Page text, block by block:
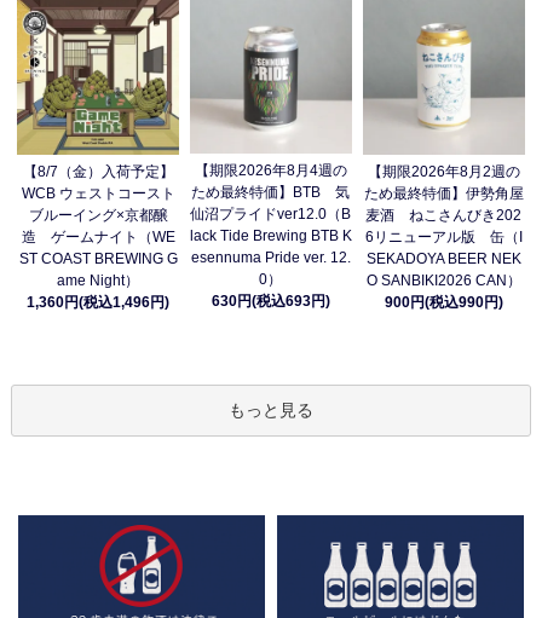
【8/7（金）入荷予定】
WCB ウェストコースト
ブルーイング×京都醸
造 ゲームナイト（WE
ST COAST BREWING G
ame Night）
1,360円(税込1,496円)
【期限2026年8月4週の
ため最終特価】BTB 気
仙沼プライドver12.0（B
lack Tide Brewing BTB K
esennuma Pride ver. 12.
0）
630円(税込693円)
【期限2026年8月2週の
ため最終特価】伊勢角屋
麦酒 ねこさんびき202
6リニューアル版 缶（I
SEKADOYA BEER NEK
O SANBIKI2026 CAN）
900円(税込990円)
もっと見る